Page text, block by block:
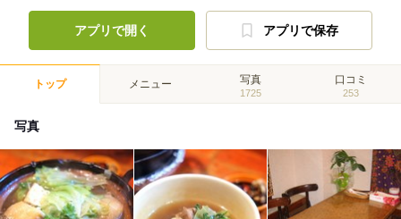
アプリで開く アプリで保存
トップ メニュー 写真
1725
口コミ
253
写真